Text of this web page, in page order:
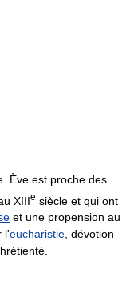
Ève est proche des
XIIIe siècle et qui ont
et une propension au
l'eucharistie , dévotion